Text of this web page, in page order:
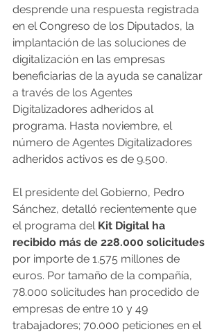
desprende una respuesta registrada
en el Congreso de los Diputados, la
implantación de las soluciones de
digitalización en las empresas
beneficiarias de la ayuda se canalizar
a través de los Agentes
Digitalizadores adheridos al
programa. Hasta noviembre, el
número de Agentes Digitalizadores
adheridos activos es de 9.500.
El presidente del Gobierno, Pedro
Sánchez, detalló recientemente que
el programa del Kit Digital ha
recibido más de 228.000 solicitudes
por importe de 1.575 millones de
euros. Por tamaño de la compañía,
78.000 solicitudes han procedido de
empresas de entre 10 y 49
trabajadores; 70.000 peticiones en el